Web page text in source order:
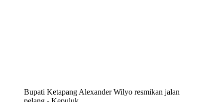
Bupati Ketapang Alexander Wilyo resmikan jalan